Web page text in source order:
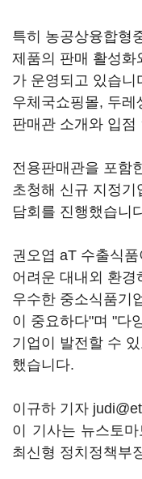
특히 농공상융합형
제품의 판매 활성화
가 운영되고 있습
우체국쇼핑몰, 두레
판매관 소개와 입점
전용판매관을 포함
초청해 신규 지정
담회를 진행했습니
권오엽 aT 수출식
어려운 대내외 환
우수한 중소식품기
이 중요하다"며 "다
기업이 발전할 수
했습니다.
이규하 기자
이 기사는 뉴스토
최신형 정치정책부